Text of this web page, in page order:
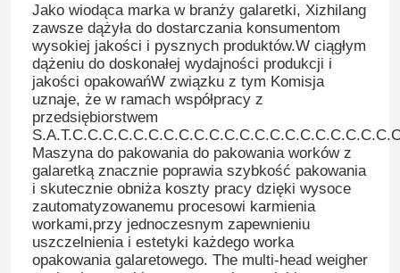
Jako wiodąca marka w branży galaretki, Xizhilang
zawsze dążyła do dostarczania konsumentom
wysokiej jakości i pysznych produktów.W ciągłym
dążeniu do doskonałej wydajności produkcji i
jakości opakowańW związku z tym Komisja
uznaje, że w ramach współpracy z
przedsiębiorstwem
Maszyna do pakowania do pakowania worków z
galaretką znacznie poprawia szybkość pakowania
i skutecznie obniża koszty pracy dzięki wysoce
zautomatyzowanemu procesowi karmienia
workami,przy jednoczesnym zapewnieniu
uszczelnienia i estetyki każdego worka
opakowania galaretowego. The multi-head weigher